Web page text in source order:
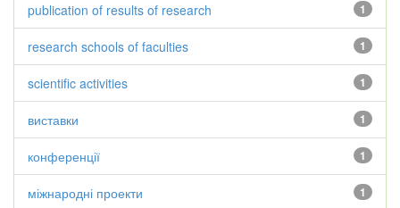
1
publication of results of research
1
research schools of faculties
1
scientific activities
1
виставки
1
конференції
1
міжнародні проекти